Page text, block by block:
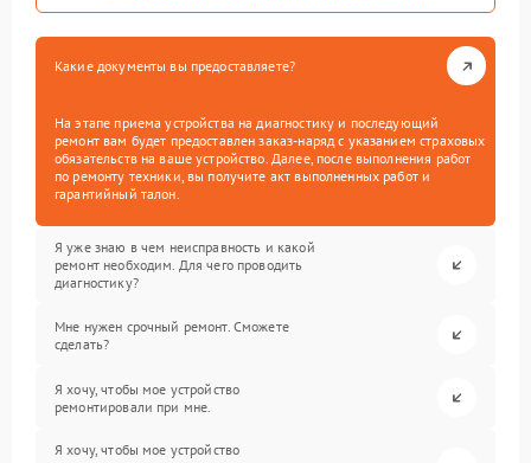
Какие документы вы предоставляете?
На этапе приема устройства на диагностику и последующий
ремонт вам будет предоставлен заказ-наряд с указанием страховых
обязательств на ваше устройство. Далее, после выполнения работ
по ремонту техники, вы получите акт выполненных работ и
гарантийный талон.
Я уже знаю в чем неисправность и какой
ремонт необходим. Для чего проводить
диагностику?
Мне нужен срочный ремонт. Сможете
сделать?
Я хочу, чтобы мое устройство
ремонтировали при мне.
Я хочу, чтобы мое устройство